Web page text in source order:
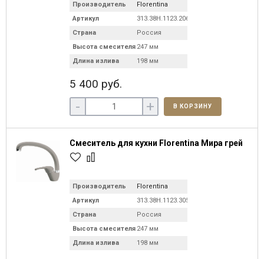
Производитель
Florentina
Артикул
313.38H.1123.206
Страна
Россия
Высота смесителя 247 мм
Длина излива
198 мм
5 400 руб.
- + В КОРЗИНУ
Смеситель для кухни Florentina Мира грей
Производитель
Florentina
Артикул
313.38H.1123.305
Страна
Россия
Высота смесителя 247 мм
Длина излива
198 мм